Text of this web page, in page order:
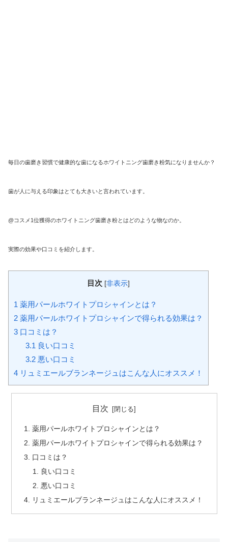
毎日の歯磨き習慣で健康的な歯になるホワイトニング歯磨き粉気になりませんか？
歯が人に与える印象はとても大きいと言われています。
@コスメ1位獲得のホワイトニング歯磨き粉とはどのような物なのか。
実際の効果や口コミを紹介します。
目次 [非表示]
1 薬用パールホワイトプロシャインとは？
2 薬用パールホワイトプロシャインで得られる効果は？
3 口コミは？
3.1 良い口コミ
3.2悪い口コミ
4 リュミエールブランネージュはこんな人にオススメ！
目次
薬用パールホワイトプロシャインとは？
薬用パールホワイトプロシャインで得られる効果は？
口コミは？
良い口コミ
悪い口コミ
リュミエールブランネージュはこんな人にオススメ！